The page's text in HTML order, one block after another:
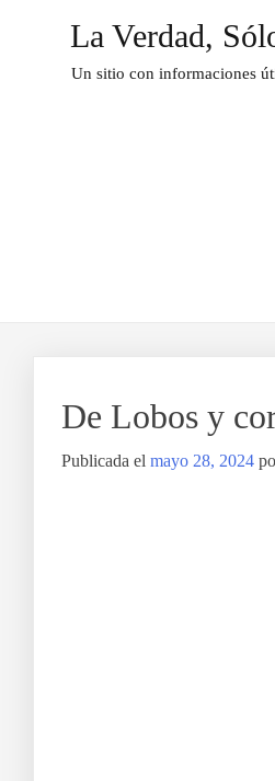
La Verdad,
Un sitio con informaciones
De Lobos y
Publicada el mayo 28, 2024